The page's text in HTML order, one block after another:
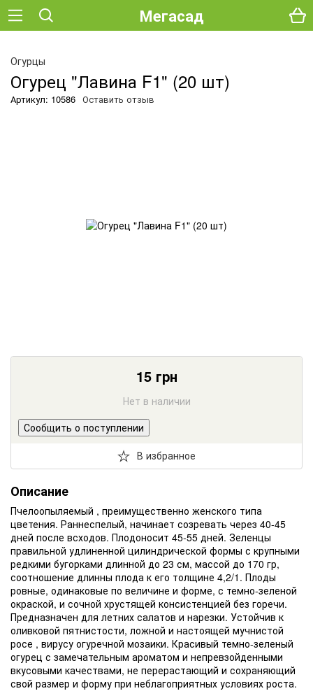
Мегасад
Огурцы
Огурец "Лавина F1" (20 шт)
Артикул: 10586 Оставить отзыв
15грн
Нет в наличии
Сообщить о поступлении
В избранное
Описание
Пчелоопыляемый , преимущественно женского типа
цветения. Раннеспелый, начинает созревать через 40-45
дней после всходов. Плодоносит 45-55 дней. Зеленцы
правильной удлиненной цилиндрической формы с крупными
редкими бугорками длинной до 23 см, массой до 170 гр,
соотношение длинны плода к его толщине 4,2/1. Плоды
ровные, одинаковые по величине и форме, с темно-зеленой
окраской, и сочной хрустящей консистенцией без горечи.
Предназначен для летних салатов и нарезки. Устойчив к
оливковой пятнистости, ложной и настоящей мучнистой
росе , вирусу огуречной мозаики. Красивый темно-зеленый
огурец с замечательным ароматом и непревзойденными
вкусовыми качествами, не перерастающий и сохраняющий
свой размер и форму при неблагоприятных условиях роста.